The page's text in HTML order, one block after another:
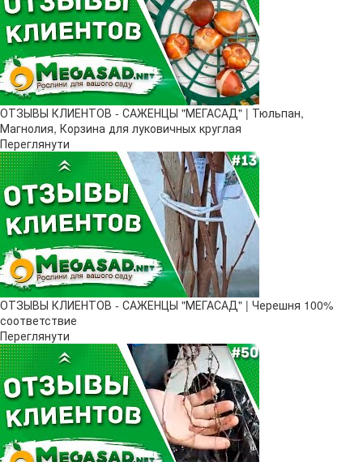
ОТЗЫВЫ КЛИЕНТОВ - САЖЕНЦЫ "МЕГАСАД" | Тюльпан,
Магнолия, Корзина для луковичных круглая
Переглянути
ОТЗЫВЫ КЛИЕНТОВ - САЖЕНЦЫ "МЕГАСАД" | Черешня 100%
соответствие
Переглянути